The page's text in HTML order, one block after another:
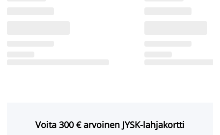
Voita 300 € arvoinen JYSK-lahjakortti